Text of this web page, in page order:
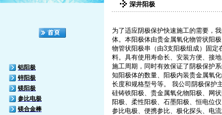
铝阳极
锌阳极
镁阳极
参比电极
镁合金棒
深井阳极
为了适应阴极保护快速施工的需要，
体。本阳极体由贵金属氧化物管状阳
物管状阳极串（由3支阳极组成）固
料。具有使用寿命长、安装方便、接
施工周期，同时有效保证了阴极保护
知阳极体的数量、阳极内装贵金属氧
长度和规格型号等。 我公司阴极保护
硅铸铁阳极、贵金属氧化物阳极、网
阳极、柔性阳极、石墨阳极、恒电位
参比电极、便携参比、极化探头、电